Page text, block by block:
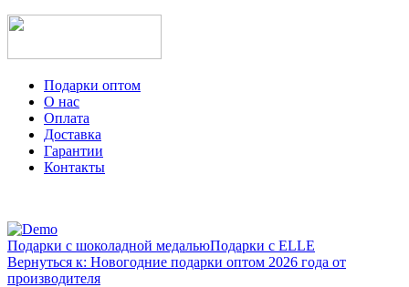
Подарки оптом
О нас
Оплата
Доставка
Гарантии
Контакты
Подарки с шоколадной медальюПодарки с ELLE
Вернуться к: Новогодние подарки оптом 2026 года от
производителя